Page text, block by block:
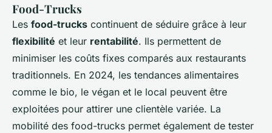
Food-Trucks
Les food-trucks continuent de séduire grâce à leur
flexibilité et leur rentabilité. Ils permettent de
minimiser les coûts fixes comparés aux restaurants
traditionnels. En 2024, les tendances alimentaires
comme le bio, le végan et le local peuvent être
exploitées pour attirer une clientèle variée. La
mobilité des food-trucks permet également de tester